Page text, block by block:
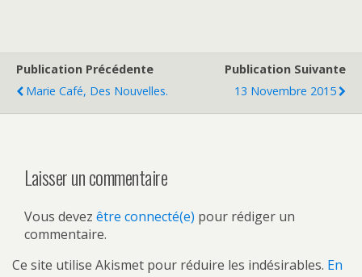
Publication Précédente
Marie Café, Des Nouvelles.
Publication Suivante
13 Novembre 2015
Laisser un commentaire
Vous devez être connecté(e) pour rédiger un
commentaire.
Ce site utilise Akismet pour réduire les indésirables. En